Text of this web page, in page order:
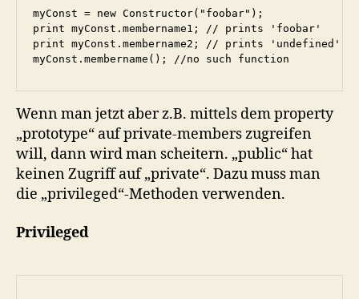
myConst = new Constructor("foobar");
print myConst.membername1; // prints 'foobar'
print myConst.membername2; // prints 'undefined'
myConst.membername(); //no such function
Wenn man jetzt aber z.B. mittels dem property
„prototype“ auf private-members zugreifen
will, dann wird man scheitern. „public“ hat
keinen Zugriff auf „private“. Dazu muss man
die „privileged“-Methoden verwenden.
Privileged